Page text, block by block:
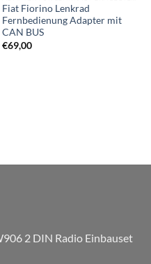
Fiat Fiorino Lenkrad
Fernbedienung Adapter mit
CAN BUS
€69,00
2 DIN Radio Einbauset